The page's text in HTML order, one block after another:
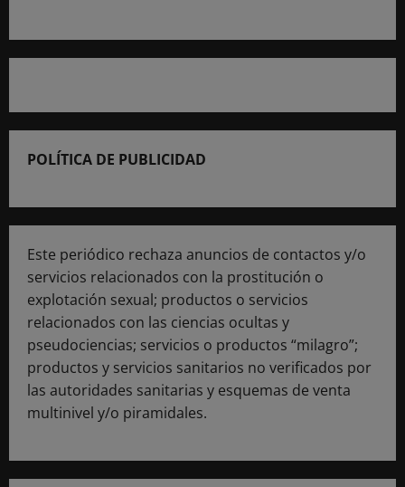
POLÍTICA DE PUBLICIDAD
Este periódico rechaza anuncios de contactos y/o
servicios relacionados con la prostitución o
explotación sexual; productos o servicios
relacionados con las ciencias ocultas y
pseudociencias; servicios o productos “milagro”;
productos y servicios sanitarios no verificados por
las autoridades sanitarias y esquemas de venta
multinivel y/o piramidales.